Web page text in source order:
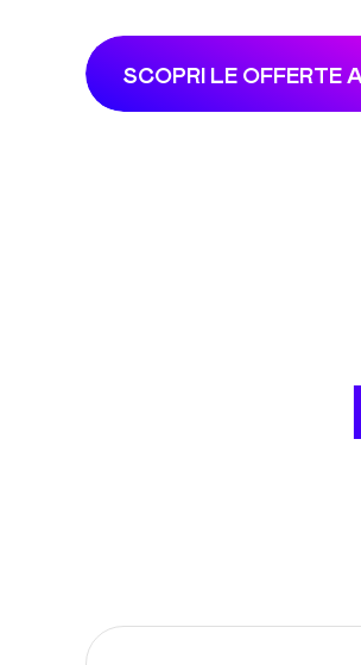
SCOPRI LE OFFERTE